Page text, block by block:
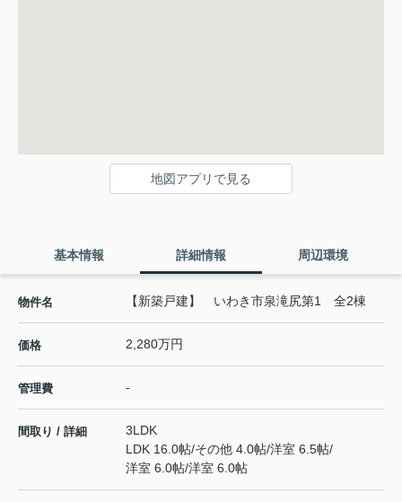
地図アプリで見る
基本情報 詳細情報 周辺環境
物件名 【新築戸建】 いわき市泉滝尻第1 全2棟
価格 2,280万円
管理費 -
間取り / 詳細
3LDK
LDK 16.0帖/その他 4.0帖/洋室 6.5帖/
洋室 6.0帖/洋室 6.0帖